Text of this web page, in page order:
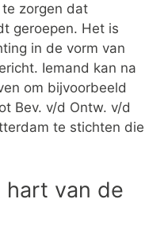
zorgen dat
geroepen. Het is
in de vorm van
Iemand kan na
om bijvoorbeeld
Bev. v/d Ontw. v/d
te stichten die
hart van de